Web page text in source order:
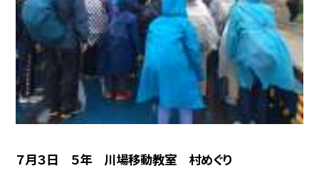
７月３日 ５年 川場移動教室 村めぐり